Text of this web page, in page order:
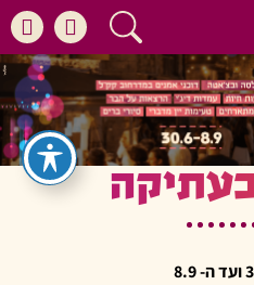
בעתיקה